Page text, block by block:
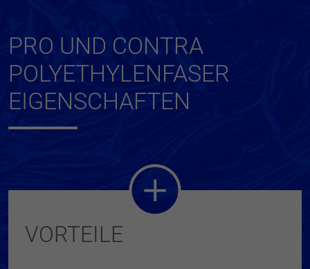
PRO UND CONTRA
POLYETHYLENFASER
EIGENSCHAFTEN
VORTEILE